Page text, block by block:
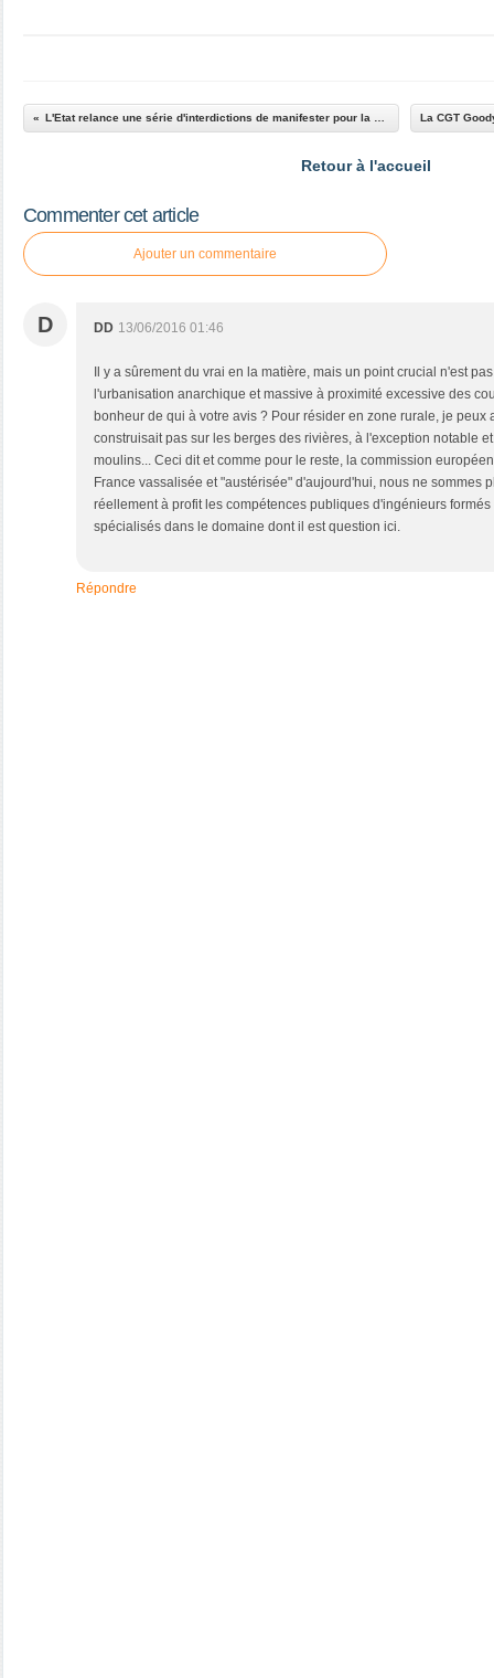
Retour à l'accueil
Commenter cet article
Ajouter un commentaire
D DD 13/06/2016 01:46
Il y a sûrement du vrai en la matière, mais un point crucial n'est
l'urbanisation anarchique et massive à proximité excessive des
bonheur de qui à votre avis ? Pour résider en zone rurale, je peux
construisait pas sur les berges des rivières, à l'exception notable
moulins... Ceci dit et comme pour le reste, la commission
France vassalisée et "austérisée" d'aujourd'hui, nous ne sommes
réellement à profit les compétences publiques d'ingénieurs
spécialisés dans le domaine dont il est question ici.
Répondre